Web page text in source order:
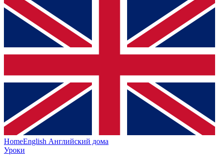
HomeEnglish Английский дома
Уроки